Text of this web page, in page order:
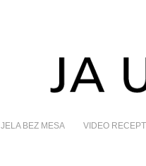
JELA BEZ MESA VIDEO